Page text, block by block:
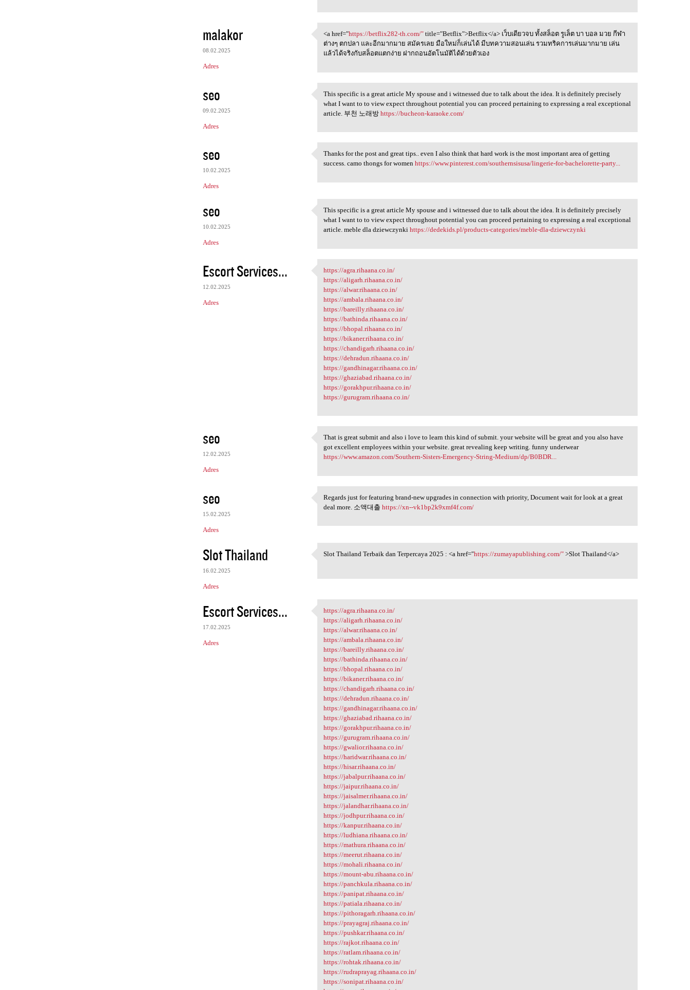
malakor
08.02.2025
Adres
<a href="https://betflix282
<a href="https://betflix282-th.com/" title="Betflix">Betflix</a> เว็บเดียวจบ ทั้งสล็อต รูเล็ต บา บอล มวย กีฬา
ต่างๆ ตกปลา และอีกมากมาย สมัครเลย มือใหม่ก็เล่นได้ มีบทความสอนเล่น รวมทริคการเล่นมากมาย เล่น
แล้วได้จริงกับสล็อตแตกง่าย ฝากถอนอัตโนมัติได้ด้วยตัวเอง
seo
09.02.2025
Adres
This specific is a great
This specific is a great article My spouse and i witnessed due to talk about the idea. It is definitely precisely
what I want to to view expect throughout potential you can proceed pertaining to expressing a real exceptional
article. 부천 노래방https://bucheon-karaoke.com/
seo
10.02.2025
Adres
Thanks for the post and great
Thanks for the post and great tips.. even I also think that hard work is the most important area of getting
success. camo thongs for womenhttps://www.pinterest.com/southernsisusa/lingerie-for-bachelorette-party...
seo
10.02.2025
Adres
This specific is a great
This specific is a great article My spouse and i witnessed due to talk about the idea. It is definitely precisely
what I want to to view expect throughout potential you can proceed pertaining to expressing a real exceptional
article. meble dla dziewczynkihttps://dedekids.pl/products-categories/meble-dla-dziewczynki
Escort Services...
12.02.2025
Adres
https://agra.rihaana.co.in/
https://agra.rihaana.co.in/
https://aligarh.rihaana.co.in/
https://alwar.rihaana.co.in/
https://ambala.rihaana.co.in/
https://bareilly.rihaana.co.in/
https://bathinda.rihaana.co.in/
https://bhopal.rihaana.co.in/
https://bikaner.rihaana.co.in/
https://chandigarh.rihaana.co.in/
https://dehradun.rihaana.co.in/
https://gandhinagar.rihaana.co.in/
https://ghaziabad.rihaana.co.in/
https://gorakhpur.rihaana.co.in/
https://gurugram.rihaana.co.in/
seo
12.02.2025
Adres
That is great submit and also
That is great submit and also i love to learn this kind of submit. your website will be great and you also have
got excellent employees within your website. great revealing keep writing. funny underwear
https://www.amazon.com/Southern-Sisters-Emergency-String-Medium/dp/B0BDR...
seo
15.02.2025
Adres
Regards just for featuring
Regards just for featuring brand-new upgrades in connection with priority, Document wait for look at a great
deal more. 소액대출https://xn--vk1bp2k9xmf4f.com/
Slot Thailand
16.02.2025
Adres
Slot Thailand Terbaik dan
Slot Thailand Terbaik dan Terpercaya 2025 : <a href="https://zumayapublishing.com/" >Slot Thailand</a>
Escort Services...
17.02.2025
Adres
https://agra.rihaana.co.in/
https://agra.rihaana.co.in/
https://aligarh.rihaana.co.in/
https://alwar.rihaana.co.in/
https://ambala.rihaana.co.in/
https://bareilly.rihaana.co.in/
https://bathinda.rihaana.co.in/
https://bhopal.rihaana.co.in/
https://bikaner.rihaana.co.in/
https://chandigarh.rihaana.co.in/
https://dehradun.rihaana.co.in/
https://gandhinagar.rihaana.co.in/
https://ghaziabad.rihaana.co.in/
https://gorakhpur.rihaana.co.in/
https://gurugram.rihaana.co.in/
https://gwalior.rihaana.co.in/
https://haridwar.rihaana.co.in/
https://hisar.rihaana.co.in/
https://jabalpur.rihaana.co.in/
https://jaipur.rihaana.co.in/
https://jaisalmer.rihaana.co.in/
https://jalandhar.rihaana.co.in/
https://jodhpur.rihaana.co.in/
https://kanpur.rihaana.co.in/
https://ludhiana.rihaana.co.in/
https://mathura.rihaana.co.in/
https://meerut.rihaana.co.in/
https://mohali.rihaana.co.in/
https://mount-abu.rihaana.co.in/
https://panchkula.rihaana.co.in/
https://panipat.rihaana.co.in/
https://patiala.rihaana.co.in/
https://pithoragarh.rihaana.co.in/
https://prayagraj.rihaana.co.in/
https://pushkar.rihaana.co.in/
https://rajkot.rihaana.co.in/
https://ratlam.rihaana.co.in/
https://rohtak.rihaana.co.in/
https://rudraprayag.rihaana.co.in/
https://sonipat.rihaana.co.in/